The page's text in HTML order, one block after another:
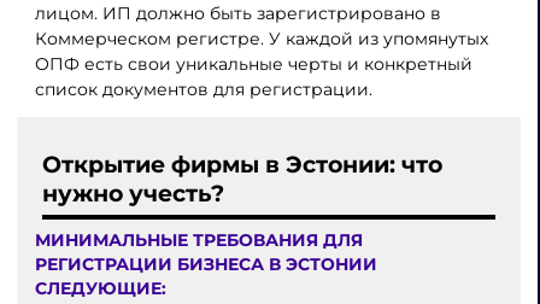
лицом. ИП должно быть зарегистрировано в
Коммерческом регистре. У каждой из упомянутых
ОПФ есть свои уникальные черты и конкретный
список документов для регистрации.
Открытие фирмы в Эстонии: что
нужно учесть?
МИНИМАЛЬНЫЕ ТРЕБОВАНИЯ ДЛЯ
РЕГИСТРАЦИИ БИЗНЕСА В ЭСТОНИИ
СЛЕДУЮЩИЕ: